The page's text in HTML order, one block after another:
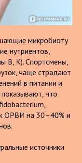
микробиоту
нутриентов,
В, К). Спортсмены,
чаще страдают
в питании и
что
ОРВИ на 30–40% и
источники